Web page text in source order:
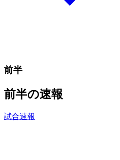
前半
前半の速報
試合速報